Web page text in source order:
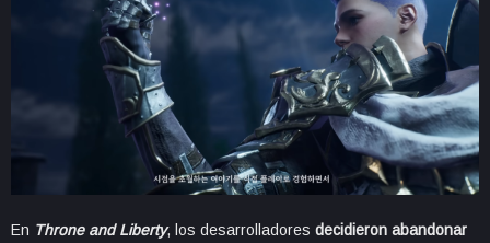
En Throne and Liberty, los desarrolladores decidieron abandonar